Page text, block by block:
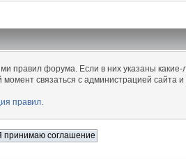
правил форума. Если в них указаны
связаться с администрацией сайта
правил.